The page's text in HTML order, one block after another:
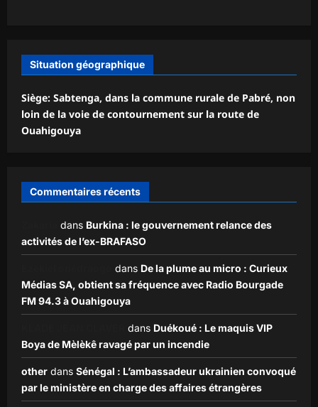
Situation géographique
Siège: Sabtenga, dans la commune rurale de Pabré, non
loin de la voie de contournement sur la route de
Ouahigouya
Commentaires récents
dans Burkina : le gouvernement relance des
activités de l’ex-BRAFASO
dans De la plume au micro : Curieux
Médias SA, obtient sa fréquence avec Radio Bourgade
FM 94.3 à Ouahigouya
dans Duékoué : Le maquis VIP
Boya de Mèlèkê ravagé par un incendie
other dans Sénégal : L’ambassadeur ukrainien convoqué
par le ministère en charge des affaires étrangères